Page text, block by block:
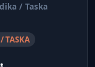
/ Taska
TASKA